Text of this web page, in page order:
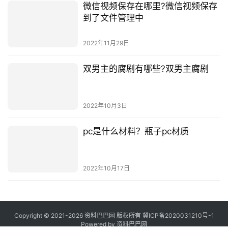
微信视频保存在哪里?微信视频保存
到了文件管理中
2022年11月29日
双男主的腐剧有哪些?双男主腐剧
2022年10月3日
pc是什么材料？瓶子pc材质
2022年10月17日
Copyright © 2021-2026 资料巴巴网 版权所有 冀ICP备2020031210号-1
Powered by 资料巴巴网